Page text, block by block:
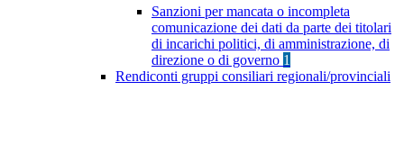
Sanzioni per mancata o incompleta
comunicazione dei dati da parte dei titolari
di incarichi politici, di amministrazione, di
direzione o di governo 1
Rendiconti gruppi consiliari regionali/provinciali